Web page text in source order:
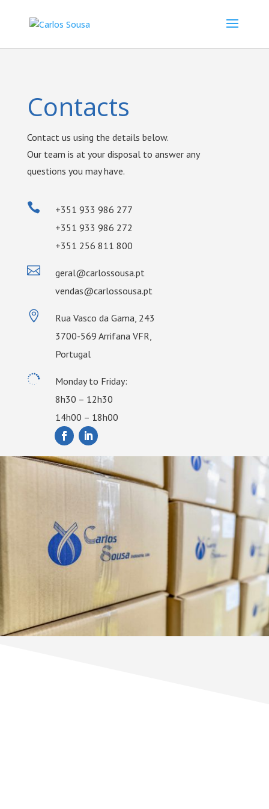
Contacts
Contact us using the details below.
Our team is at your disposal to answer any
questions you may have.

+351 933 986 277
+351 933 986 272
+351 256 811 800

geral@carlossousa.pt
vendas@carlossousa.pt

Rua Vasco da Gama, 243
3700-569 Arrifana VFR,
Portugal

Monday to Friday:
8h30 – 12h30
14h00 – 18h00